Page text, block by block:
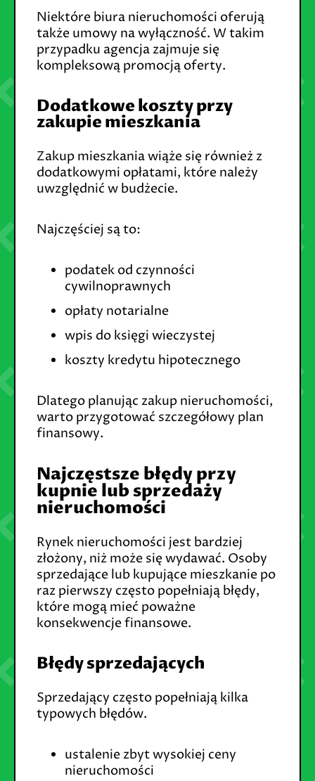
Niektóre biura nieruchomości oferują
także umowy na wyłączność. W takim
przypadku agencja zajmuje się
kompleksową promocją oferty.
Dodatkowe koszty przy
zakupie mieszkania
Zakup mieszkania wiąże się również z
dodatkowymi opłatami, które należy
uwzględnić w budżecie.
Najczęściej są to:
podatek od czynności
cywilnoprawnych
opłaty notarialne
wpis do księgi wieczystej
koszty kredytu hipotecznego
Dlatego planując zakup nieruchomości,
warto przygotować szczegółowy plan
finansowy.
Najczęstsze błędy przy
kupnie lub sprzedaży
nieruchomości
Rynek nieruchomości jest bardziej
złożony, niż może się wydawać. Osoby
sprzedające lub kupujące mieszkanie po
raz pierwszy często popełniają błędy,
które mogą mieć poważne
konsekwencje finansowe.
Błędy sprzedających
Sprzedający często popełniają kilka
typowych błędów.
ustalenie zbyt wysokiej ceny
nieruchomości